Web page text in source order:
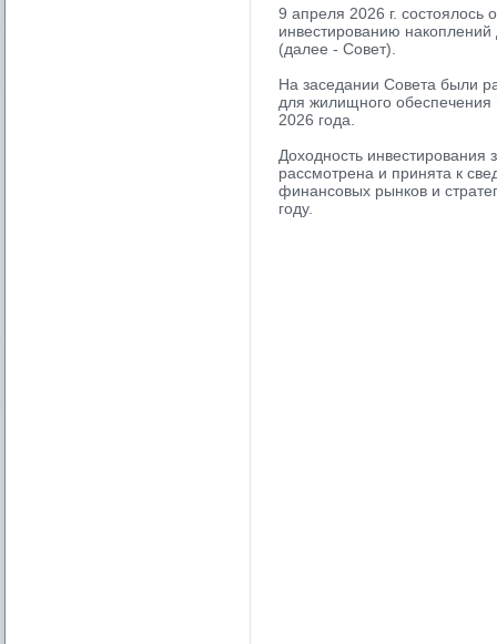
9 апреля 2026 г. состоялось
инвестированию
(далее - Совет).
На заседании Совета были
для жилищного обеспечения
2026 года.
Доходность инвестирования
рассмотрена и принята к
финансовых рынков и
году.